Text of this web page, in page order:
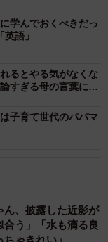
るたび、「家族
学受験する時
は決して提案を
か」「他の選択
は」など具体的
は静かに議事録
えて再招集す
学んでおくべきだっ
語」
るとやる気がなくな
すぎる母の言葉に
子育て世代のパパマ
ん、披露した近影が
う」「水も滴る良